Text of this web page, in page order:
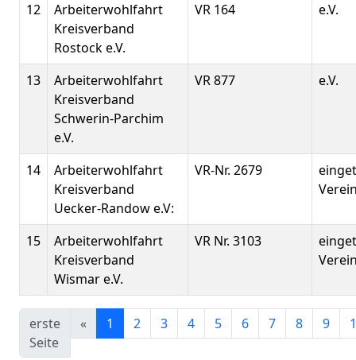
12
Arbeiterwohlfahrt
Kreisverband
Rostock e.V.
VR 164 e.V.
13
Arbeiterwohlfahrt
Kreisverband
Schwerin-Parchim
e.V.
VR 877 e.V.
14
Arbeiterwohlfahrt
Kreisverband
Uecker-Randow e.V:
VR-Nr. 2679
15
Arbeiterwohlfahrt
Kreisverband
Wismar e.V.
VR Nr. 3103
erste
Seite
« 1 2 3 4 5 6 7 8 9